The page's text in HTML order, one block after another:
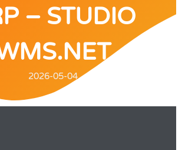
– STUDIO
2026-05-04